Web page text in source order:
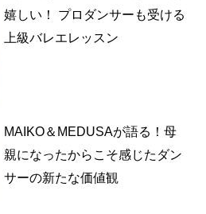
嬉しい！ プロダンサーも受ける
上級バレエレッスン
MAIKO＆MEDUSAが語る！母
親になったからこそ感じたダン
サーの新たな価値観